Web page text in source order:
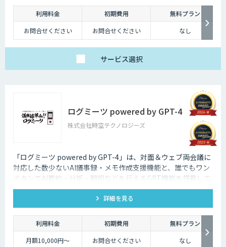
利用料金 初期費用
無料プラン
お問合せください
お問合せください なし
サービス選択
ログミーツ powered by GPT-4
株式会社時空テクノロジーズ
「ログミーツ powered by GPT-4」は、対面＆ウェブ両会議に
対応した数少ないAI議事録・メモ作成支援機能と、誰でもワン
ボタンでAI要約・分析・翻訳などを行えるGPT機能を搭載して
いる、最強会議支援ツールです。
詳細を見る
利用料金 初期費用
無料プラン
月額10,000円～
お問合せください なし